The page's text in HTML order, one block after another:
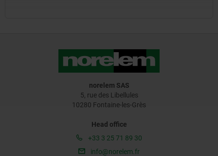
norelem SAS
5, rue des Libellules
10280 Fontaine-les-Grès
Head office
+33 3 25 71 89 30
info@norelem.fr